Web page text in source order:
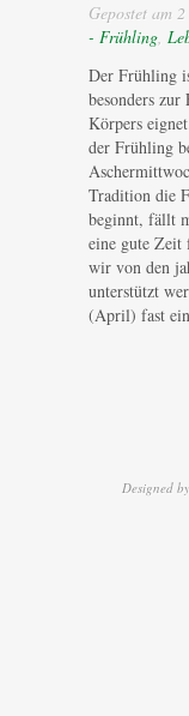
Gepostet am
- Frühling,
Der Frühling
besonders
Körpers
der Frühling
Tradition die
beginnt, fällt
eine gute
wir von den
unterstützt
(April) fast
Designed by